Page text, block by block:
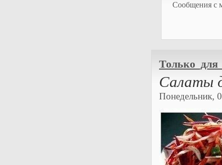
Cообщения с
Салаты
Понедельник,